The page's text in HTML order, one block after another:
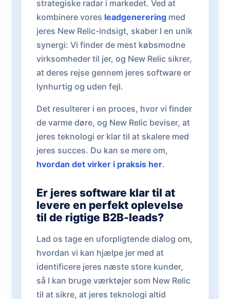
strategiske radar i markedet. Ved at
kombinere vores leadgenerering med
jeres New Relic-indsigt, skaber I en unik
synergi: Vi finder de mest købsmodne
virksomheder til jer, og New Relic sikrer,
at deres rejse gennem jeres software er
lynhurtig og uden fejl.
Det resulterer i en proces, hvor vi finder
de varme døre, og New Relic beviser, at
jeres teknologi er klar til at skalere med
jeres succes. Du kan se mere om,
hvordan det virker i praksis her.
Er jeres software klar til at
levere en perfekt oplevelse
til de rigtige B2B-leads?
Lad os tage en uforpligtende dialog om,
hvordan vi kan hjælpe jer med at
identificere jeres næste store kunder,
så I kan bruge værktøjer som New Relic
til at sikre, at jeres teknologi altid